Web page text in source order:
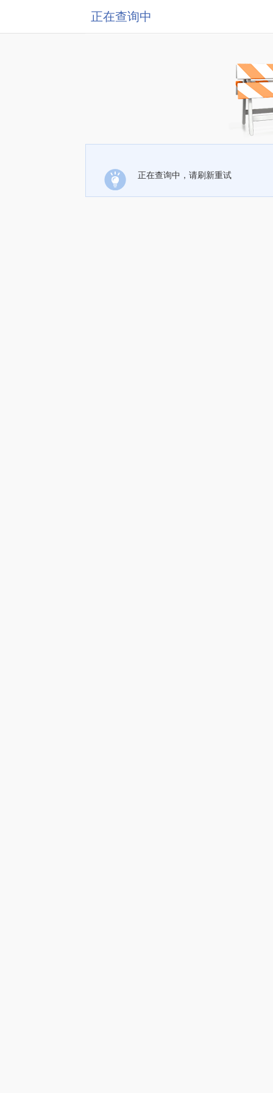
正在查询中
正在查询中，请刷新重试